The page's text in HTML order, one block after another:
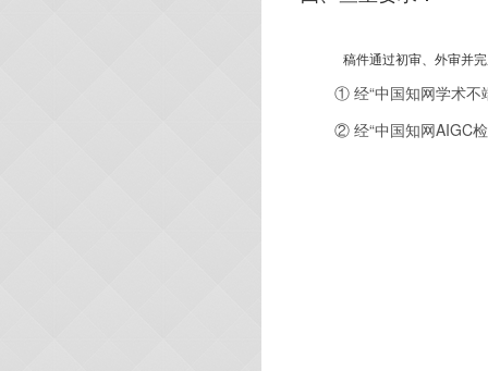
稿件通过初审、外审并
① 经“中国知网学术不
② 经“中国知网AIGC